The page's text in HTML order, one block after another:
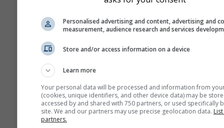
приказује податке
дневни агрегати за
више од 6 месеци
месечни агрегати.
Нудимо и сирове
Personalised advertising and content, advertising and
measurement, audience research and services
Store and/or access information on a device
Learn more
Your personal data will be processed and information from
(cookies, unique identifiers, and other device data) may be
accessed by and shared with 750 partners, or used specifically
site. We and our partners may use precise geolocation data.
partners.